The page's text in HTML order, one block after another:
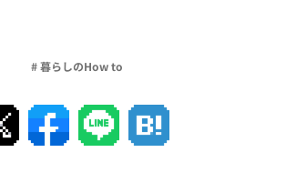
# 暮らしのHow to